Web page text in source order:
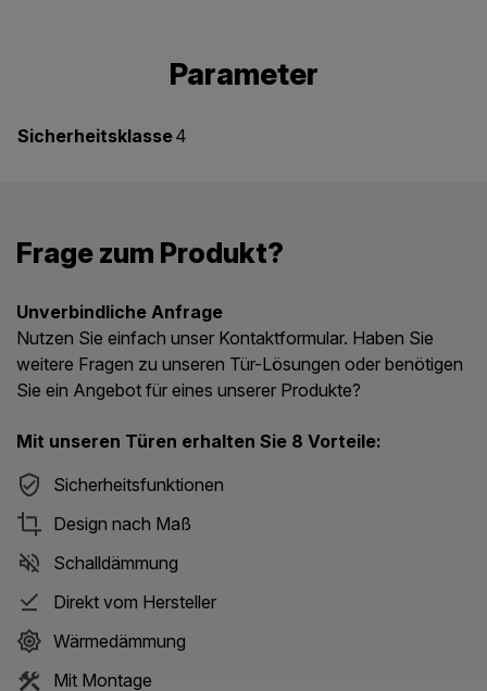
Parameter
Sicherheitsklasse4
Frage zum Produkt?
Unverbindliche Anfrage
Nutzen Sie einfach unser Kontaktformular. Haben Sie
weitere Fragen zu unseren Tür-Lösungen oder benötigen
Sie ein Angebot für eines unserer Produkte?
Mit unseren Türen erhalten Sie 8 Vorteile:
Sicherheitsfunktionen
Design nach Maß
Schalldämmung
Direkt vom Hersteller
Wärmedämmung
Mit Montage